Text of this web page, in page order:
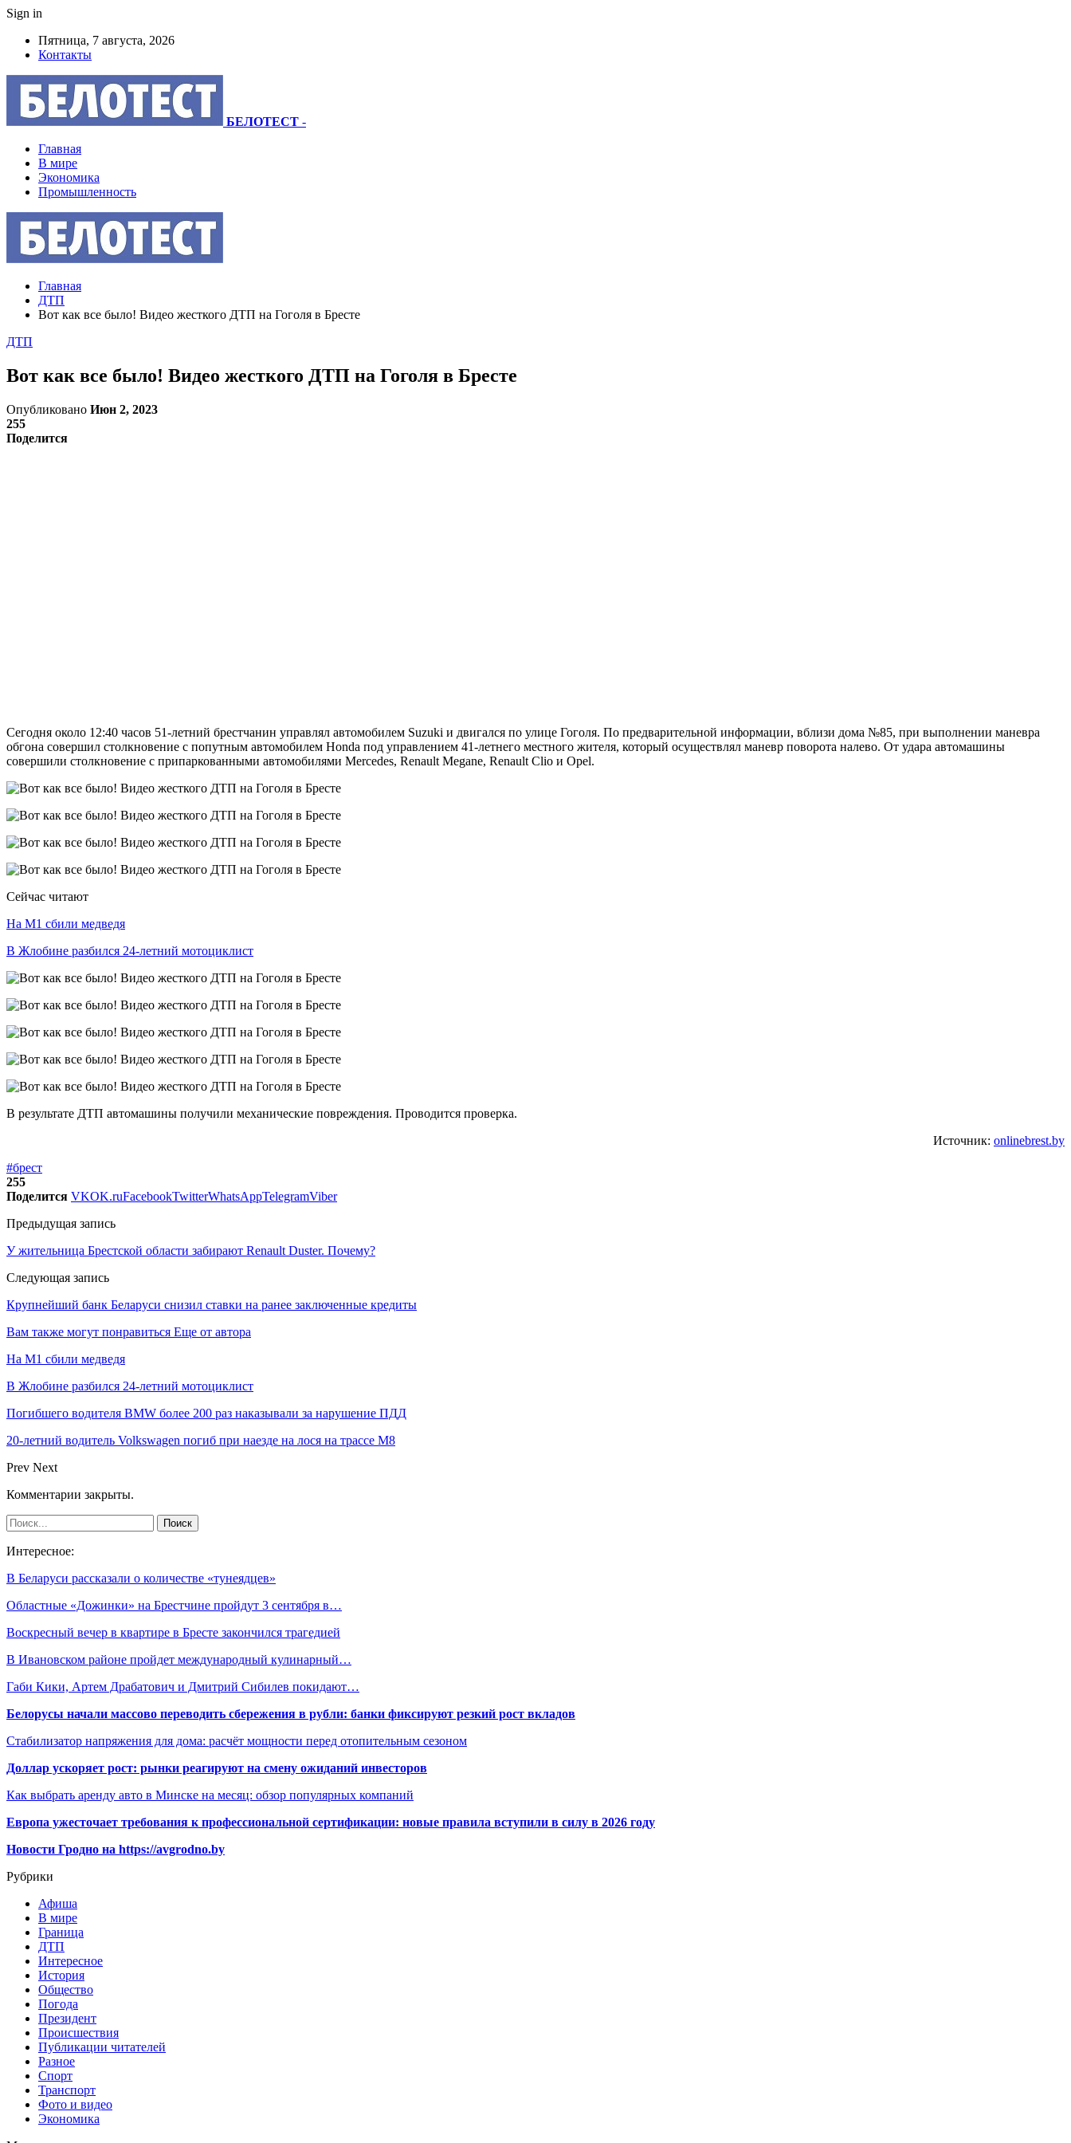
Sign in
Пятница, 7 августа, 2026
Контакты
БЕЛОТЕСТ -
Главная
В мире
Экономика
Промышленность
Главная
ДТП
Вот как все было! Видео жесткого ДТП на Гоголя в Бресте
ДТП
Вот как все было! Видео жесткого ДТП на Гоголя в Бресте
Опубликовано Июн 2, 2023
255
Поделится
Сегодня около 12:40 часов 51-летний брестчанин управлял автомобилем Suzuki и двигался по улице Гоголя. По предварительной информации, вблизи дома №85, при выполнении маневра
обгона совершил столкновение с попутным автомобилем Honda под управлением 41-летнего местного жителя, который осуществлял маневр поворота налево. От удара автомашины
совершили столкновение с припаркованными автомобилями Mercedes, Renault Megane, Renault Clio и Opel.
Сейчас читают
На М1 сбили медведя
В Жлобине разбился 24-летний мотоциклист
В результате ДТП автомашины получили механические повреждения. Проводится проверка.
Источник: onlinebrest.by
#брест
255
Поделится VKOK.ruFacebookTwitterWhatsAppTelegramViber
Предыдущая запись
У жительница Брестской области забирают Renault Duster. Почему?
Следующая запись
Крупнейший банк Беларуси снизил ставки на ранее заключенные кредиты
Вам также могут понравиться Еще от автора
На М1 сбили медведя
В Жлобине разбился 24-летний мотоциклист
Погибшего водителя BMW более 200 раз наказывали за нарушение ПДД
20-летний водитель Volkswagen погиб при наезде на лося на трассе М8
Prev Next
Комментарии закрыты.
Интересное:
В Беларуси рассказали о количестве «тунеядцев»
Областные «Дожинки» на Брестчине пройдут 3 сентября в…
Воскресный вечер в квартире в Бресте закончился трагедией
В Ивановском районе пройдет международный кулинарный…
Габи Кики, Артем Драбатович и Дмитрий Сибилев покидают…
Белорусы начали массово переводить сбережения в рубли: банки фиксируют резкий рост вкладов
Стабилизатор напряжения для дома: расчёт мощности перед отопительным сезоном
Доллар ускоряет рост: рынки реагируют на смену ожиданий инвесторов
Как выбрать аренду авто в Минске на месяц: обзор популярных компаний
Европа ужесточает требования к профессиональной сертификации: новые правила вступили в силу в 2026 году
Новости Гродно на https://avgrodno.by
Рубрики
Афиша
В мире
Граница
ДТП
Интересное
История
Общество
Погода
Президент
Происшествия
Публикации читателей
Разное
Спорт
Транспорт
Фото и видео
Экономика